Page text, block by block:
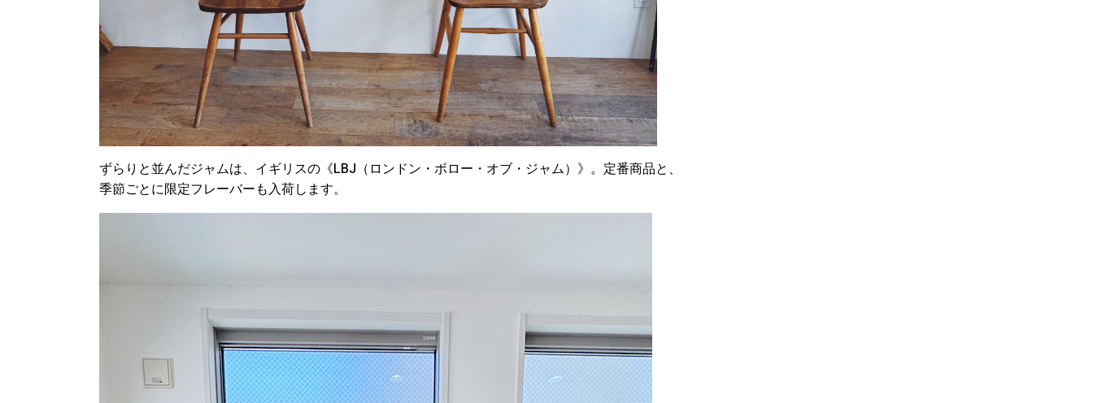
ずらりと並んだジャムは、イギリスの《LBJ（ロンドン・ボロー・オブ・ジャム）》。定番商品と、
季節ごとに限定フレーバーも入荷します。